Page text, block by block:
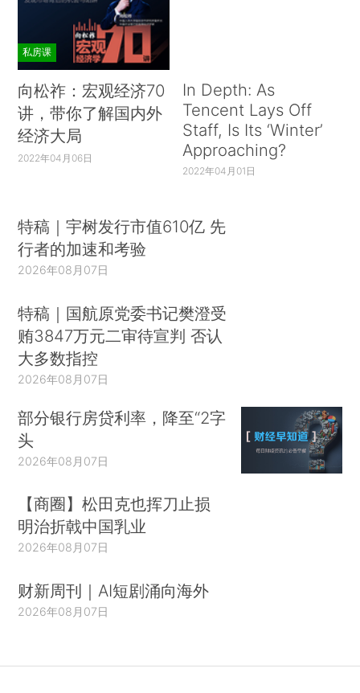
私房课
向松祚：宏观经济70
讲，带你了解国内外
经济大局
2022年04月06日
In Depth: As
Tencent Lays Off
Staff, Is Its ‘Winter’
Approaching?
2022年04月01日
特稿｜宇树发行市值610亿 先
行者的加速和考验
2026年08月07日
特稿｜国航原党委书记樊澄受
贿3847万元二审待宣判 否认
大多数指控
2026年08月07日
部分银行房贷利率，降至“2字
头
2026年08月07日
【商圈】松田克也挥刀止损
明治折戟中国乳业
2026年08月07日
财新周刊｜AI短剧涌向海外
2026年08月07日